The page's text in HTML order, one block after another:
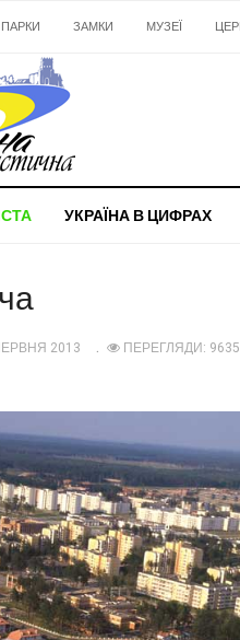
ПАРКИ ЗАМКИ МУЗЕЇ
УКРАЇНА В ЦИФРАХ
2013 ПЕРЕГЛЯДИ: 9635